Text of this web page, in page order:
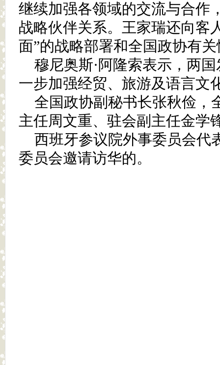
继续加强各领域的交流与合作
战略伙伴关系。王家瑞还向客
面”的战略部署和全国政协有
穆尼奥斯·阿隆索表示，两
一步加强经贸、旅游及语言文
全国政协副秘书长张秋俭，
主任周文重、驻会副主任金学
西班牙参议院外事委员会代
委员会邀请访华的。